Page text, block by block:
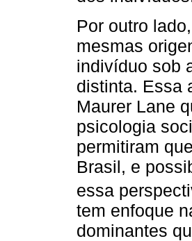
Por outro
mesmas
indivíduo sob
distinta. Essa
Maurer Lane
psicologia
permitiram
Brasil, e
essa
tem enfoque
dominantes